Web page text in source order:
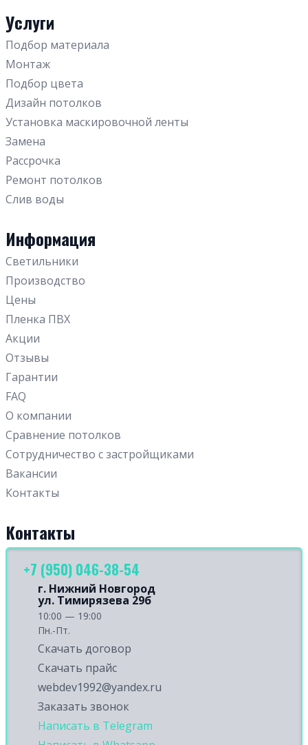
В санузел (туалет)
В коридор
В зал
Для дачи
В комнату
В ванную
Для офиса
В гостиную
В прихожую
Для бассейна
На кухню
С фотопечатью
Светопрозрачные
Бесшовные
Фактурные с тиснением и узором
Двухуровневые
Одноуровневые
Парящие
Красные
Зеленые
Черные
Розовые
Бежевые
Услуги
Подбор материала
Монтаж
Подбор цвета
Дизайн потолков
Установка маскировочной ленты
Замена
Рассрочка
Ремонт потолков
Слив воды
Информация
Светильники
Производство
Цены
Пленка ПВХ
Акции
Отзывы
Гарантии
FAQ
О компании
Сравнение потолков
Сотрудничество с застройщиками
Вакансии
Контакты
Контакты
+7 (950) 046-38-54
г. Нижний Новгород
ул. Тимирязева 29б
10:00 — 19:00
Пн.-Пт.
Скачать договор
Скачать прайс
webdev1992@yandex.ru
Заказать звонок
Написать в Telegram